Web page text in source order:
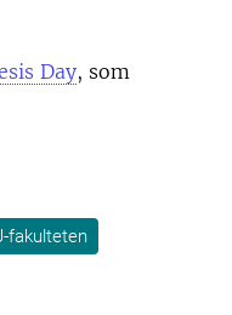
Day, som
fakulteten